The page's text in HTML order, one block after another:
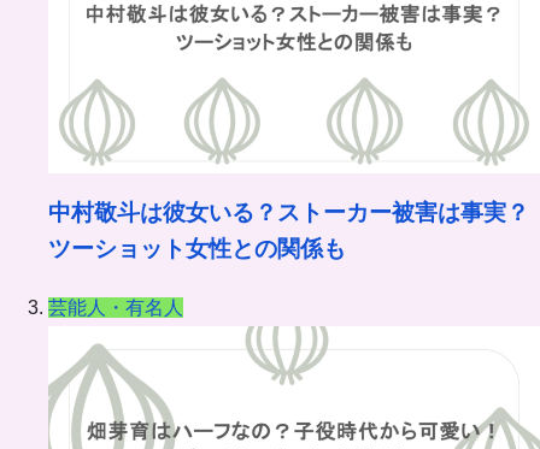
中村敬斗は彼女いる？ストーカー被害は事実？
ツーショット女性との関係も
芸能人・有名人